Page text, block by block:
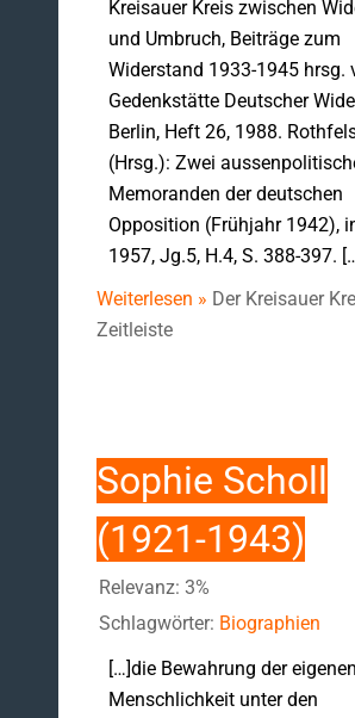
Kreisauer Kreis zwischen
und Umbruch, Beiträge zum
Widerstand 1933-1945 hrsg.
Gedenkstätte Deutscher
Berlin, Heft 26, 1988.
(Hrsg.): Zwei
Memoranden der deutschen
Opposition (Frühjahr 1942),
1957, Jg.5, H.4, S. 388-397.
Weiterlesen » Der Kreisauer
Zeitleiste
Sophie Scholl
(1921-1943)
Relevanz: 3%
Schlagwörter: Biographien
[…]die Bewahrung der eigenen
Menschlichkeit unter den